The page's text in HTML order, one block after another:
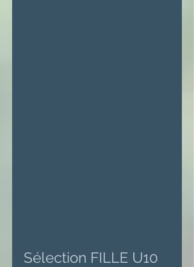
Sélection FILLE U10